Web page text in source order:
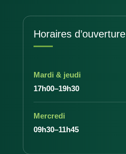
Horaires d’ouverture
Mardi & jeudi
17h00–19h30
Mercredi
09h30–11h45